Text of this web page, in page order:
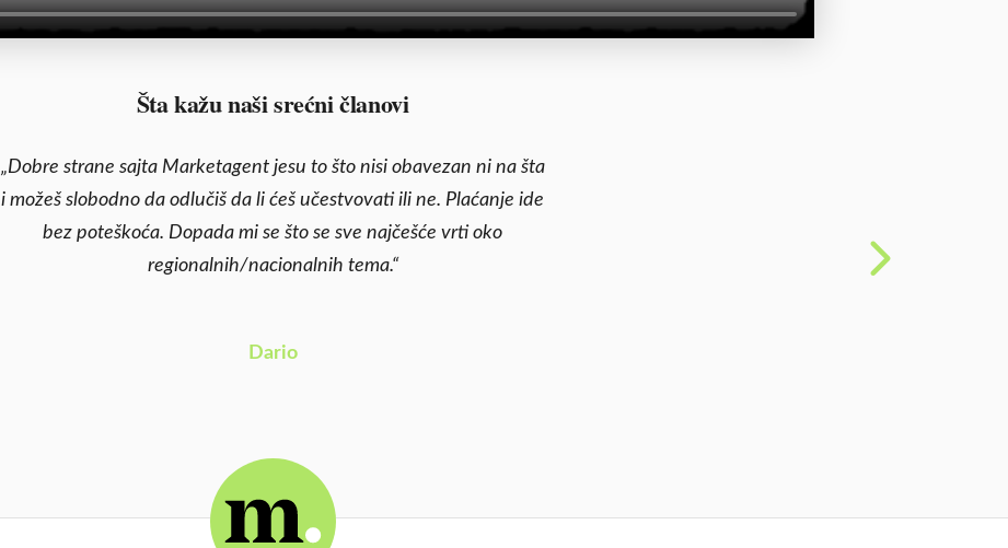
Šta kažu naši srećni članovi
„Dobre strane sajta Marketagent jesu to što nisi obavezan ni na šta
i možeš slobodno da odlučiš da li ćeš učestvovati ili ne. Plaćanje ide
bez poteškoća. Dopada mi se što se sve najčešće vrti oko
regionalnih/nacionalnih tema.“
Dario